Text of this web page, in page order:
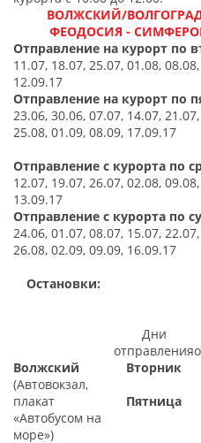
ВОЛЖСКИЙ/
ФЕОДОСИЯ -
Отправление на курорт по
11.07, 18.07, 25.07, 01.08,
12.09.17
Отправление на курорт по
23.06, 30.06, 07.07, 14.07,
25.08, 01.09, 08.09, 17.09.17
Отправление с курорта по
12.07, 19.07, 26.07, 02.08,
13.09.17
Отправление с курорта по
24.06, 01.07, 08.07, 15.07,
26.08, 02.09, 09.09, 16.09.17
Остановки:
Дни
отправления
Волжский
(Автовокзал,
плакат
«Автобусом на
море»)
Вторник
Пятница